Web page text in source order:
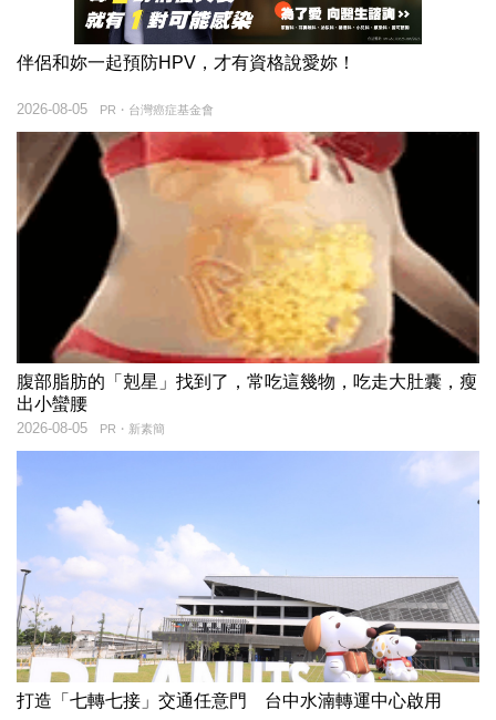
伴侶和妳一起預防HPV，才有資格說愛妳！
PR・台灣癌症基金會
2026-08-05
腹部脂肪的「剋星」找到了，常吃這幾物，吃走大肚囊，瘦
出小蠻腰
PR・新素簡
2026-08-05
打造「七轉七接」交通任意門 台中水湳轉運中心啟用